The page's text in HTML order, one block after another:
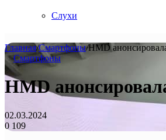
Слухи
Главная/Смартфоны/HMD
Смартфоны
HMD
02.03.2024
0 109